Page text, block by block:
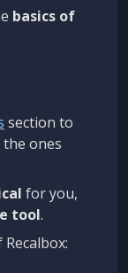
basics of
section to
ones
for you,
tool.